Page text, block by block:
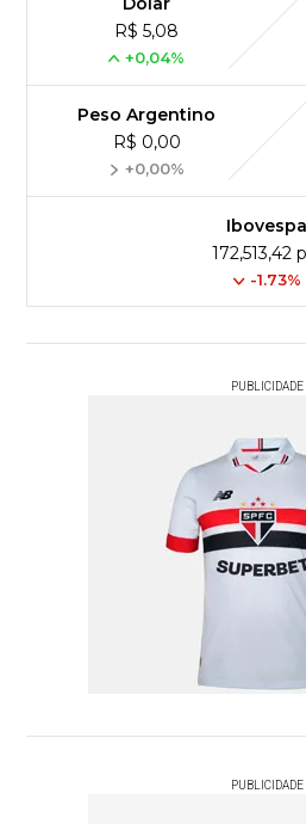
R$ 5,08
+0,04%
Peso Argentino
R$ 0,00
+0,00%
Ibovespa
172,513,42
-1.73%
PUBLICIDADE
PUBLICIDADE